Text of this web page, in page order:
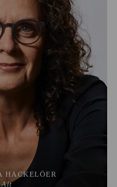
HACKELÖER
Alt